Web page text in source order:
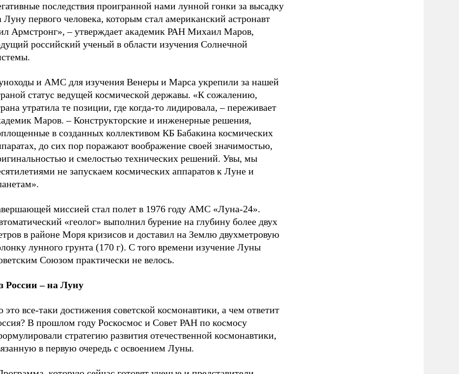
последствия проигранной нами лунной гонки за высадку
Луну первого человека, которым стал американский астронавт
Армстронг», – утверждает академик РАН Михаил Маров,
российский ученый в области изучения Солнечной
и АМС для изучения Венеры и Марса укрепили за нашей
статус ведущей космической державы. «К сожалению,
утратила те позиции, где когда-то лидировала, – переживает
Маров. – Конструкторские и инженерные решения,
в созданных коллективом КБ Бабакина космических
до сих пор поражают воображение своей значимостью,
и смелостью технических решений. Увы, мы
не запускаем космических аппаратов к Луне и
миссией стал полет в 1976 году АМС «Луна-24».
«геолог» выполнил бурение на глубину более двух
в районе Моря кризисов и доставил на Землю двухметровую
лунного грунта (170 г). С того времени изучение Луны
Союзом практически не велось.
России – на Луну
это все-таки достижения советской космонавтики, а чем ответит
В прошлом году Роскосмос и Совет РАН по космосу
стратегию развития отечественной космонавтики,
в первую очередь с освоением Луны.